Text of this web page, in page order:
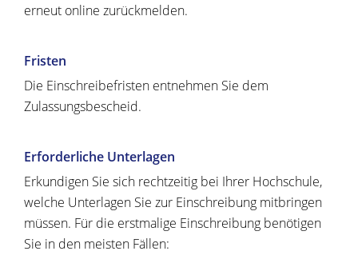
erneut online zurückmelden.
Fristen
Die Einschreibefristen entnehmen Sie dem
Zulassungsbescheid.
Erforderliche Unterlagen
Erkundigen Sie sich rechtzeitig bei Ihrer Hochschule,
welche Unterlagen Sie zur Einschreibung mitbringen
müssen. Für die erstmalige Einschreibung benötigen
Sie in den meisten Fällen: